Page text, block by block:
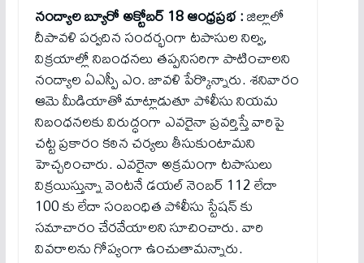
నంద్యాల బ్యూరో అక్టోబర్ 18 ఆంధ్రప్రభ :జిల్లాలో
దీపావళి పర్వదిన సందర్భంగా టపాసుల నిల్వ,
విక్రయాల్లో నిబంధనలు తప్పనిసరిగా పాటించాలని
నంద్యాల ఏఎస్పీ ఎం. జావళి పేర్కొన్నారు. శనివారం
ఆమె మీడియాతో మాట్లాడుతూ పోలీసు నియమ
నిబంధనలకు విరుద్ధంగా ఎవరైనా ప్రవర్తిస్తే వారిపై
చట్ట ప్రకారం కఠిన చర్యలు తీసుకుంటామని
హెచ్చరించారు. ఎవరైనా అక్రమంగా టపాసులు
విక్రయిస్తున్నా వెంటనే డయల్ నెంబర్ 112 లేదా
100 కు లేదా సంబంధిత పోలీసు స్టేషన్ కు
సమాచారం చేరవేయాల‌ని సూచించారు. వారి
వివరాలను గోప్యంగా ఉంచుతామన్నారు.